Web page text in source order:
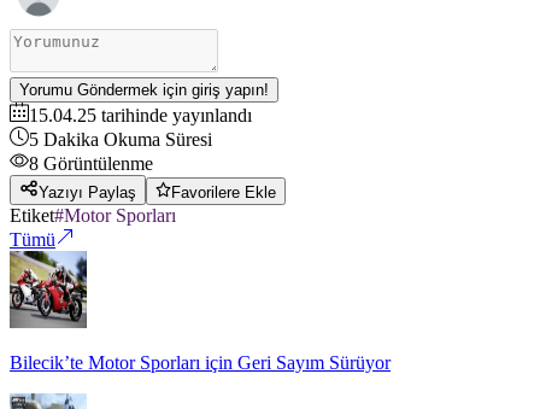
Yorumu Göndermek için giriş yapın!
15.04.25 tarihinde yayınlandı
5 Dakika Okuma Süresi
8 Görüntülenme
Yazıyı Paylaş Favorilere Ekle
Etiket#Motor Sporları
Tümü
Bilecik’te Motor Sporları için Geri Sayım Sürüyor